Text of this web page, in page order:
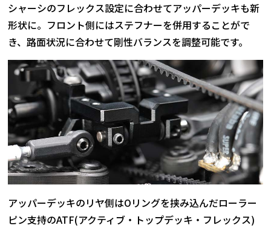
シャーシのフレックス設定に合わせてアッパーデッキも新
形状に。フロント側にはステフナーを併用することがで
き、路面状況に合わせて剛性バランスを調整可能です。
アッパーデッキのリヤ側はOリングを挟み込んだローラー
ピン支持のATF(アクティブ・トップデッキ・フレックス)